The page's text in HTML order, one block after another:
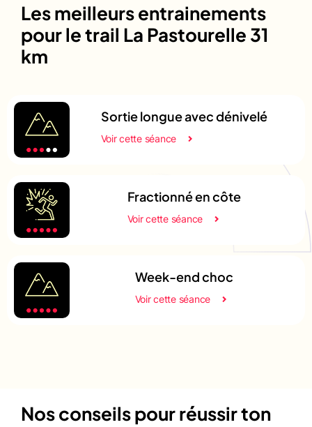
Les meilleurs entrainements
pour le trail La Pastourelle 31
km
Sortie longue avec dénivelé
Voir cette séance
Fractionné en côte
Voir cette séance
Week-end choc
Voir cette séance
Nos conseils pour réussir ton